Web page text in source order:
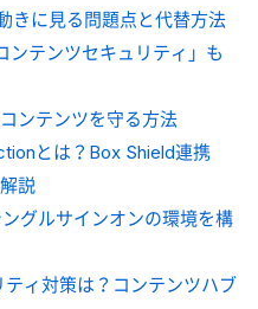
きに見る問題点と代替方法
ンテンツセキュリティ」も
ンテンツを守る方法
とは？Box Shield連携
説
グルサインオンの環境を構
ィ対策は？コンテンツハブ